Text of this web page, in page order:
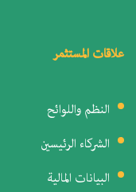
علاقات المستثمر
النظم واللوائح
الشركاء الرئيسين
البيانات المالية